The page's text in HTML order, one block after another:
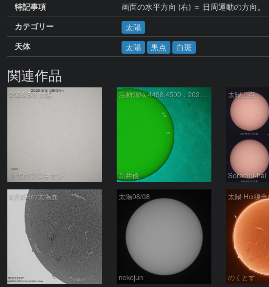
特記事項
画面の水平方向 (右) ＝ 日周運動の方向。
カテゴリー
太陽
天体
太陽 黒点 白斑
関連作品
2026/8/8 太陽
小犬のプロキオン
活動領域 4498,4500：2026/08/08
新井優
太陽黒点
Sorachu-hai
8月8日の太陽面
ta-o
太陽08/08
nekojun のくとす